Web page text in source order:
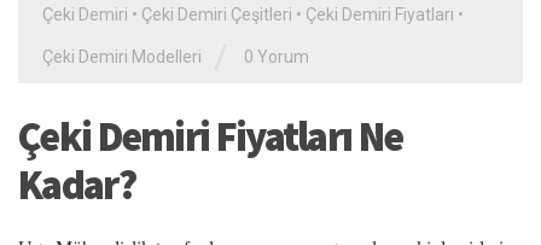
Çeki Demiri • Çeki Demiri Çeşitleri • Çeki Demiri Fiyatları •
Çeki Demiri Modelleri 0 Yorum
Çeki Demiri Fiyatları Ne
Kadar?